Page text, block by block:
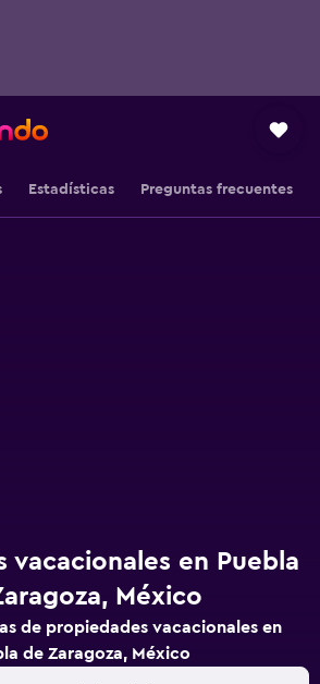
Estadísticas Preguntas frecuentes
vacacionales en Puebla
México
de propiedades vacacionales en
de Zaragoza, México